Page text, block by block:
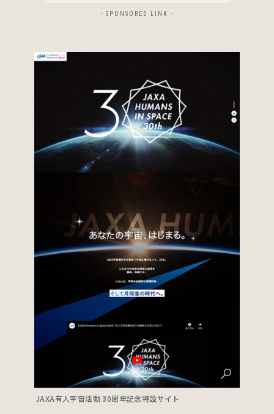
- SPONSORED LINK -
JAXA有人宇宙活動 30周年記念特設サイト